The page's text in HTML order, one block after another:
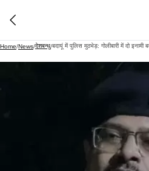
Home/News/देशबन्धु/बदायूं में पुलिस मुठभेड़: गोलीबारी में दो इनामी